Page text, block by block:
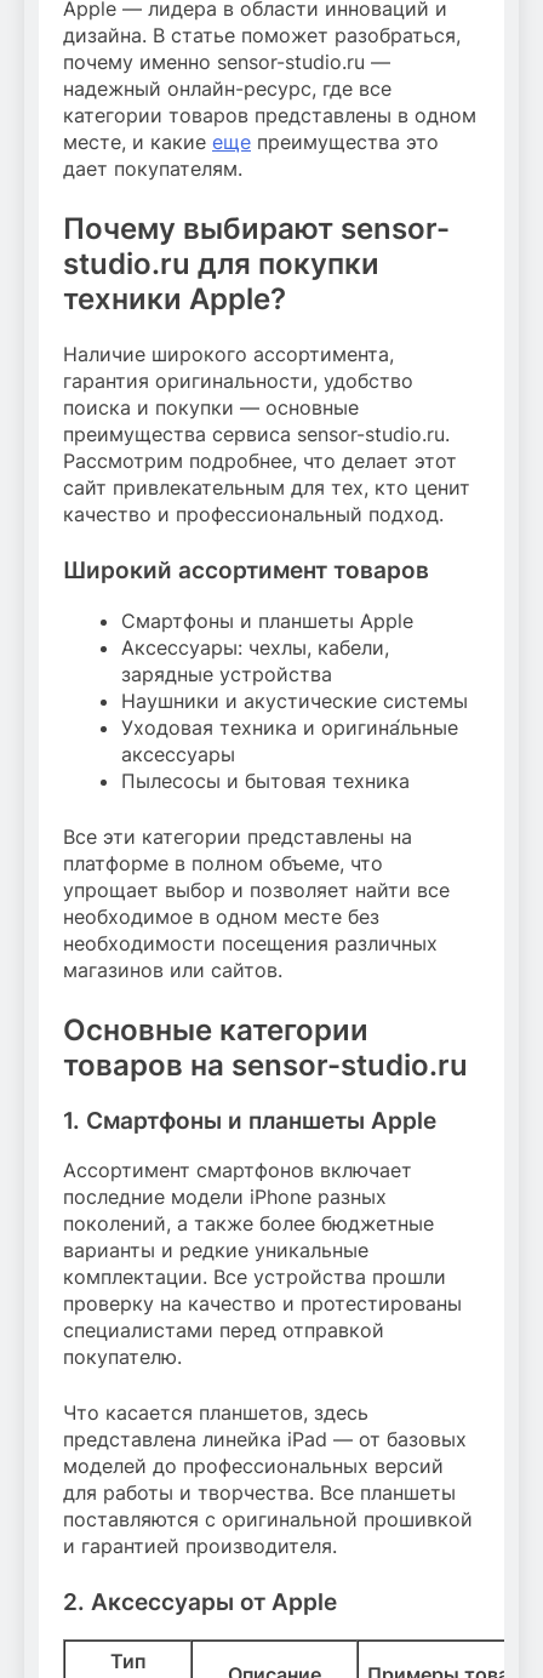
Apple — лидера в области инноваций и
дизайна. В статье поможет разобраться,
почему именно sensor-studio.ru —
надежный онлайн-ресурс, где все
категории товаров представлены в одном
месте, и какие еще преимущества это
дает покупателям.
Почему выбирают sensor-
studio.ru для покупки
техники Apple?
Наличие широкого ассортимента,
гарантия оригинальности, удобство
поиска и покупки — основные
преимущества сервиса sensor-studio.ru.
Рассмотрим подробнее, что делает этот
сайт привлекательным для тех, кто ценит
качество и профессиональный подход.
Широкий ассортимент товаров
Смартфоны и планшеты Apple
Аксессуары: чехлы, кабели,
зарядные устройства
Наушники и акустические системы
Уходовая техника и оригина́льные
аксессуары
Пылесосы и бытовая техника
Все эти категории представлены на
платформе в полном объеме, что
упрощает выбор и позволяет найти все
необходимое в одном месте без
необходимости посещения различных
магазинов или сайтов.
Основные категории
товаров на sensor-studio.ru
1. Смартфоны и планшеты Apple
Ассортимент смартфонов включает
последние модели iPhone разных
поколений, а также более бюджетные
варианты и редкие уникальные
комплектации. Все устройства прошли
проверку на качество и протестированы
специалистами перед отправкой
покупателю.
Что касается планшетов, здесь
представлена линейка iPad — от базовых
моделей до профессиональных версий
для работы и творчества. Все планшеты
поставляются с оригинальной прошивкой
и гарантией производителя.
2. Аксессуары от Apple
Тип